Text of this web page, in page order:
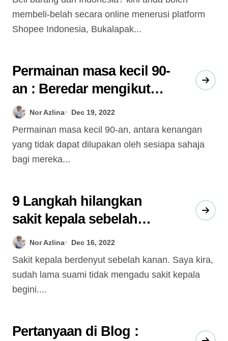
membeli-belah secara online menerusi platform
Shopee Indonesia, Bukalapak...
Permainan masa kecil 90-
an : Beredar mengikut
arus zaman.
Nor Azlina Dec 19, 2022
Permainan masa kecil 90-an, antara kenangan
yang tidak dapat dilupakan oleh sesiapa sahaja
bagi mereka...
9 Langkah hilangkan
sakit kepala sebelah
kanan melalui urutan
Nor Azlina Dec 16, 2022
Sakit kepala berdenyut sebelah kanan. Saya kira,
sudah lama suami tidak mengadu sakit kepala
begini....
Pertanyaan di Blog :